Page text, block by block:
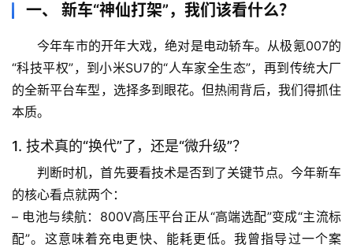
一、 新车“神仙打架”，我们该看什么？
今年车市的开年大戏，绝对是电动轿车。从极氪007的
“科技平权”，到小米SU7的“人车家全生态”，再到传统大厂
的全新平台车型，选择多到眼花。但热闹背后，我们得抓住
本质。
1. 技术真的“换代”了，还是“微升级”？
判断时机，首先要看技术是否到了关键节点。今年新车
的核心看点就两个：
– 电池与续航：800V高压平台正从“高端选配”变成“主流标
配”。这意味着充电更快、能耗更低。 我曾指导过一个案